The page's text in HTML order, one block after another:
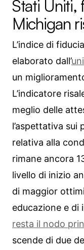
Stati Uniti,
Michigan
L’indice di
elaborato dall’
un
L’indicatore
meglio delle
l’aspettativa sui
relativa alla
rimane ancora
livello di inizio
di maggior
educazione e di
resta il nodo
scende di due